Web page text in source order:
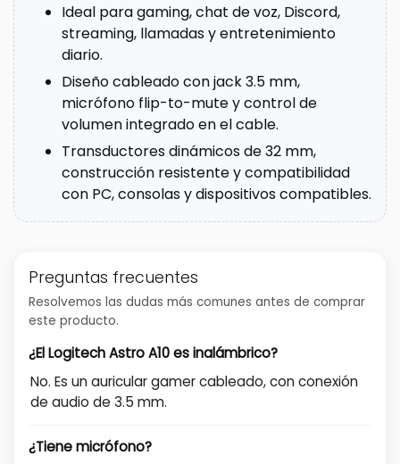
Ideal para gaming, chat de voz, Discord,
streaming, llamadas y entretenimiento
diario.
Diseño cableado con jack 3.5 mm,
micrófono flip-to-mute y control de
volumen integrado en el cable.
Transductores dinámicos de 32 mm,
construcción resistente y compatibilidad
con PC, consolas y dispositivos compatibles.
Preguntas frecuentes
Resolvemos las dudas más comunes antes de comprar
este producto.
¿El Logitech Astro A10 es inalámbrico?
No. Es un auricular gamer cableado, con conexión
de audio de 3.5 mm.
¿Tiene micrófono?